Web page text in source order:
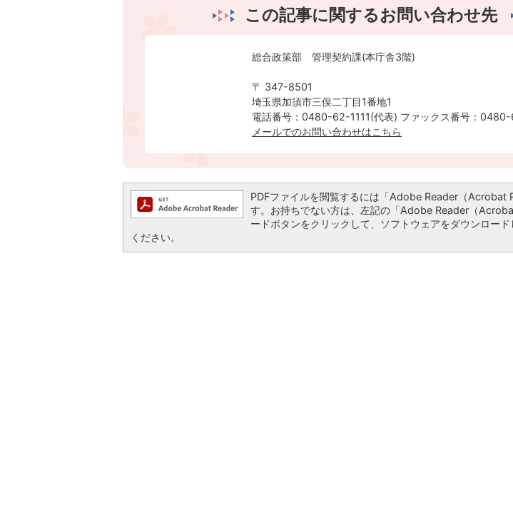
この記事に関するお問い合わせ先
総合政策部 管理契約課(本庁舎3階)
〒 347-8501
埼玉県加須市三俣二丁目1番地1
電話番号：0480-62-1111(代表) ファックス番号：
メールでのお問い合わせはこちら
PDFファイルを閲覧するには「Adobe Reader（Acrobat
す。お持ちでない方は、左記の「Adobe Reader（
ードボタンをクリックして、ソフトウェアをダウンロー
ください。